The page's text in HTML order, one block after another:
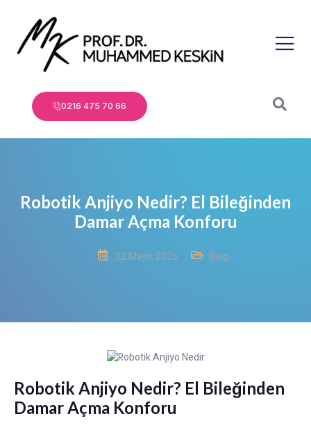
0216 475 70 66
Robotik Anjiyo Nedir? El Bileğinden
Damar Açma Konforu
22 Mayıs 2026 Blog
Robotik Anjiyo Nedir? El Bileğinden
Damar Açma Konforu